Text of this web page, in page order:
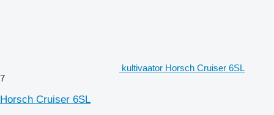
kultivaator Horsch Cruiser 6SL
7
Horsch Cruiser 6SL